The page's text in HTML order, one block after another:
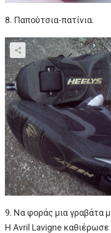
8. Παπούτσια-πατίνια.
9. Να φοράς μια γραβάτα
Η Avril Lavigne